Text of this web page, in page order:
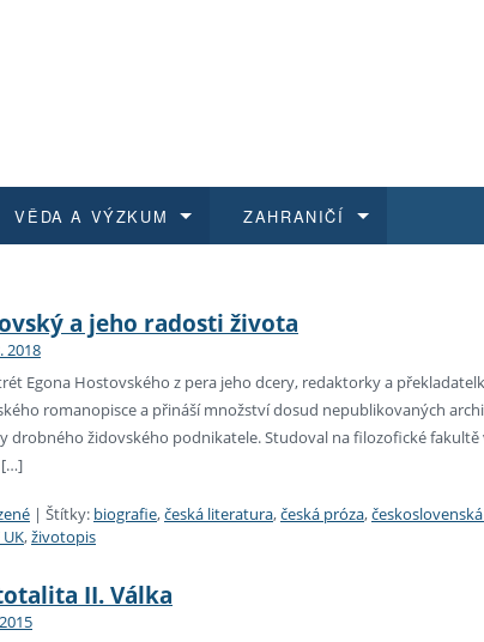
dokumenty
pro zaměstnance
FF UK
a jak se přihlásit
programy
průběhu přijímacího řízení
magisterské studium
VĚDA A VÝZKUM
na FF UK
kvalifikace
ZAHRANIČÍ
a výběrová řízení
a jeho radosti života
2018
Egona Hostovského z pera jeho dcery, redaktorky a
romanopisce a přináší množství dosud nepublikovaných
drobného židovského podnikatele. Studoval na filozofické
[…]
| Štítky: biografie,česká literatura,česká próza,
,životopis
II. Válka